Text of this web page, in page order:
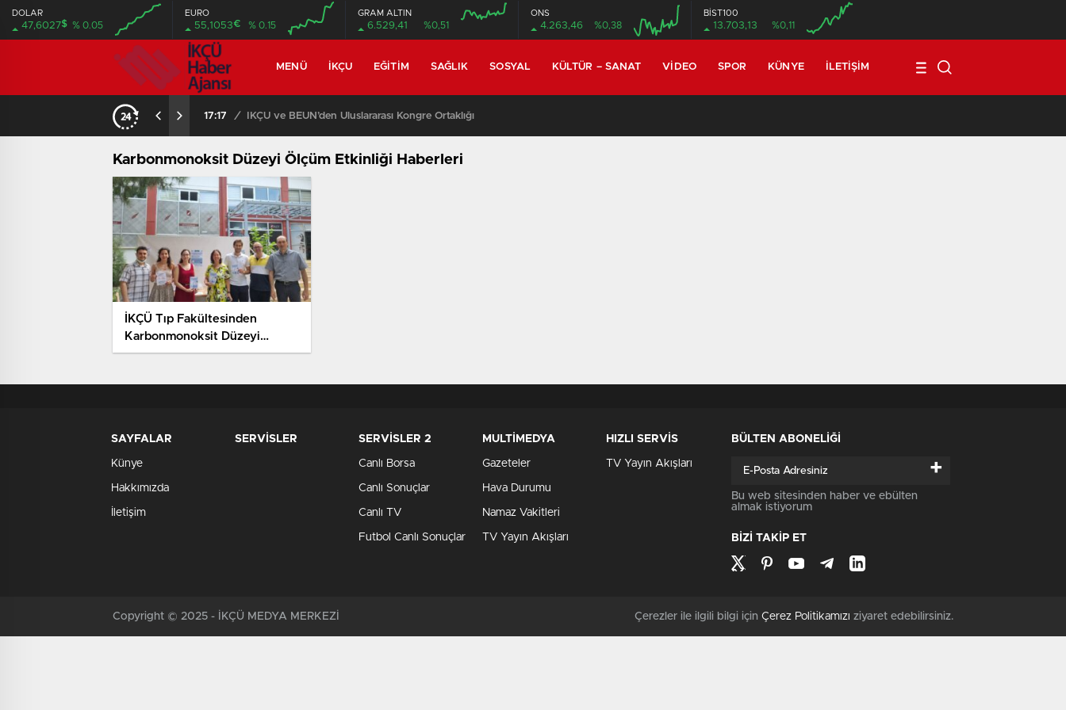
DOLAR
47,6027$ % 0.05
EURO
55,1053€ % 0.15
GRAM ALTIN
6.529,41 %0,51
ONS
4.263,46 %0,38
BİST100
13.703,13 %0,11
MENÜ İKÇU EĞITIM SAĞLIK SOSYAL KÜLTÜR – SANAT VIDEO SPOR KÜNYE İLETIŞIM
17:17 / İKÇÜ ve BEUN’den Uluslararası Kongre Ortaklığı
Karbonmonoksit Düzeyi Ölçüm Etkinliği Haberleri
İKÇÜ Tıp Fakültesinden
Karbonmonoksit Düzeyi
Ölçüm Etkinliği
SAYFALAR
Künye
Hakkımızda
İletişim
SERVİSLER SERVİSLER 2
Canlı Borsa
Canlı Sonuçlar
Canlı TV
Futbol Canlı Sonuçlar
MULTİMEDYA
Gazeteler
Hava Durumu
Namaz Vakitleri
TV Yayın Akışları
HIZLI SERVİS
TV Yayın Akışları
BÜLTEN ABONELİĞİ
+
Bu web sitesinden haber ve ebülten
almak istiyorum
BİZİ TAKİP ET
Copyright © 2025 - İKÇÜ MEDYA MERKEZİ Çerezler ile ilgili bilgi için Çerez Politikamızı ziyaret edebilirsiniz.